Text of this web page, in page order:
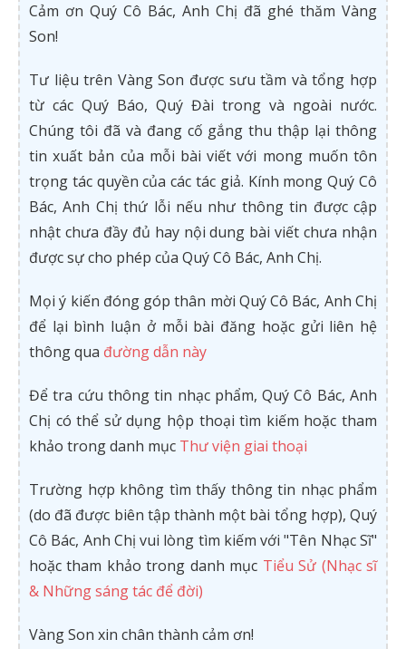
Cảm ơn Quý Cô Bác, Anh Chị đã ghé thăm Vàng
Son!
Tư liệu trên Vàng Son được sưu tầm và tổng hợp
từ các Quý Báo, Quý Đài trong và ngoài nước.
Chúng tôi đã và đang cố gắng thu thập lại thông
tin xuất bản của mỗi bài viết với mong muốn tôn
trọng tác quyền của các tác giả. Kính mong Quý Cô
Bác, Anh Chị thứ lỗi nếu như thông tin được cập
nhật chưa đầy đủ hay nội dung bài viết chưa nhận
được sự cho phép của Quý Cô Bác, Anh Chị.
Mọi ý kiến đóng góp thân mời Quý Cô Bác, Anh Chị
để lại bình luận ở mỗi bài đăng hoặc gửi liên hệ
thông qua đường dẫn này
Để tra cứu thông tin nhạc phẩm, Quý Cô Bác, Anh
Chị có thể sử dụng hộp thoại tìm kiếm hoặc tham
khảo trong danh mục Thư viện giai thoại
Trường hợp không tìm thấy thông tin nhạc phẩm
(do đã được biên tập thành một bài tổng hợp), Quý
Cô Bác, Anh Chị vui lòng tìm kiếm với "Tên Nhạc Sĩ"
hoặc tham khảo trong danh mục Tiểu Sử (Nhạc sĩ
& Những sáng tác để đời)
Vàng Son xin chân thành cảm ơn!